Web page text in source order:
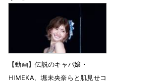
【動画】伝説のキャバ嬢・
HIMEKA、堀未央奈らと肌見せコ